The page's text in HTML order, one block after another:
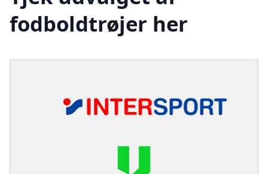
fodboldtrøjer her